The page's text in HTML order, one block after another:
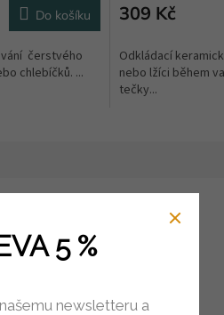
Do košíku
čerstvého
chlebíčků. ...
309 Kč
Odkládací
nebo lžíci během
tečky...
5 %
newsletteru a